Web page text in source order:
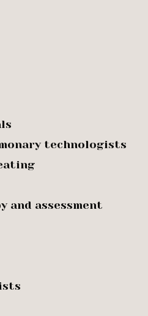
technologists
and assessment